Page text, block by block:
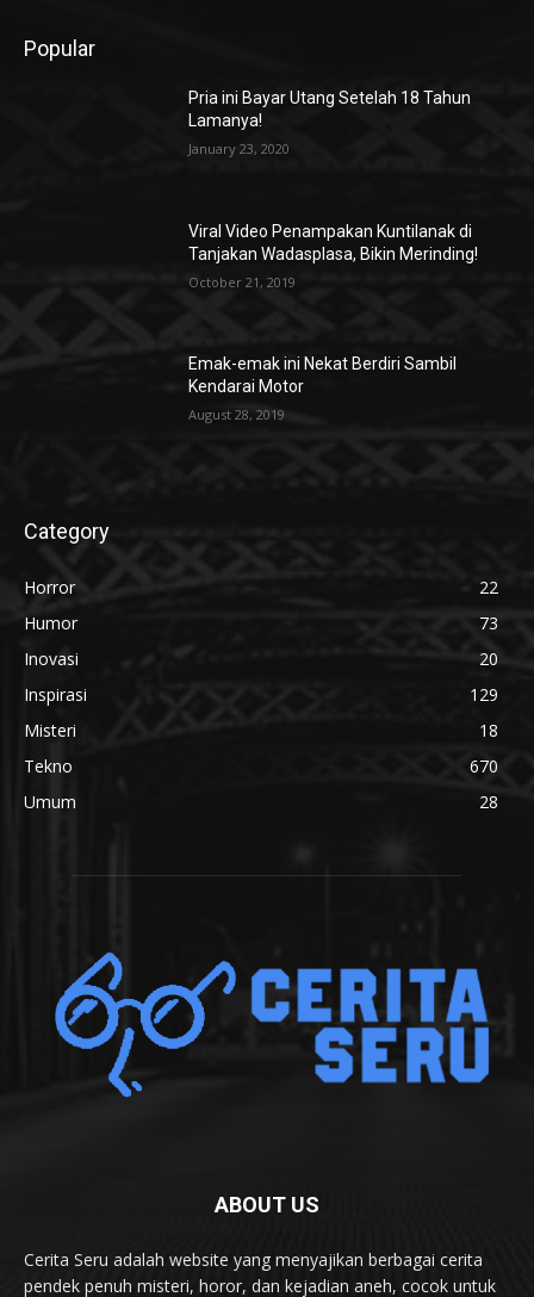
Popular
Pria ini Bayar Utang Setelah 18 Tahun
Lamanya!
January 23, 2020
Viral Video Penampakan Kuntilanak di
Tanjakan Wadasplasa, Bikin Merinding!
October 21, 2019
Emak-emak ini Nekat Berdiri Sambil
Kendarai Motor
August 28, 2019
Category
Horror
22
Humor
73
Inovasi
20
Inspirasi
129
Misteri
18
Tekno
670
Umum
28
ABOUT US
Cerita Seru adalah website yang menyajikan berbagai cerita
pendek penuh misteri, horor, dan kejadian aneh, cocok untuk